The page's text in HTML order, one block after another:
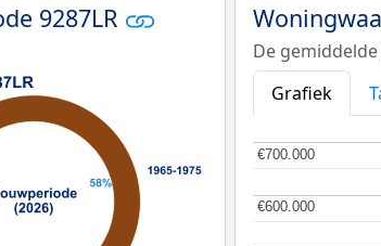
9287LR
De gemiddelde
Grafiek
€600.000
€600.000
€700.000
€700.000